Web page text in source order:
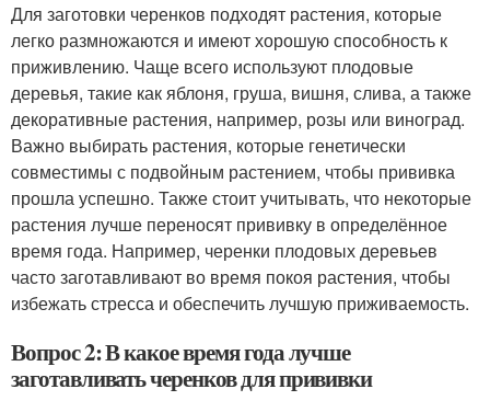
Для заготовки черенков подходят растения, которые
легко размножаются и имеют хорошую способность к
приживлению. Чаще всего используют плодовые
деревья, такие как яблоня, груша, вишня, слива, а также
декоративные растения, например, розы или виноград.
Важно выбирать растения, которые генетически
совместимы с подвойным растением, чтобы прививка
прошла успешно. Также стоит учитывать, что некоторые
растения лучше переносят прививку в определённое
время года. Например, черенки плодовых деревьев
часто заготавливают во время покоя растения, чтобы
избежать стресса и обеспечить лучшую приживаемость.
Вопрос 2: В какое время года лучше
заготавливать черенков для прививки